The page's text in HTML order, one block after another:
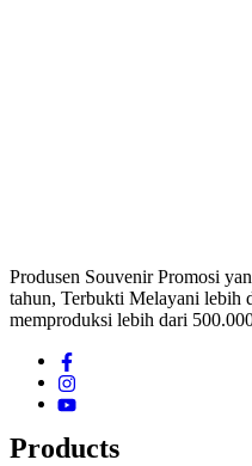
Produsen Souvenir Promosi
tahun, Terbukti Melayani lebih
memproduksi lebih dari
Products